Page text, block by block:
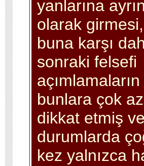
yanlarına
olarak
buna karşı
sonraki felsefi
açımlamaların
bunlara çok az
dikkat etmiş
durumlarda
kez yalnızca